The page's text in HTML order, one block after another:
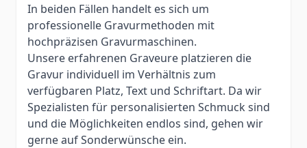
In beiden Fällen handelt es sich um
professionelle Gravurmethoden mit
hochpräzisen Gravurmaschinen.
Unsere erfahrenen Graveure platzieren die
Gravur individuell im Verhältnis zum
verfügbaren Platz, Text und Schriftart. Da wir
Spezialisten für personalisierten Schmuck sind
und die Möglichkeiten endlos sind, gehen wir
gerne auf Sonderwünsche ein.